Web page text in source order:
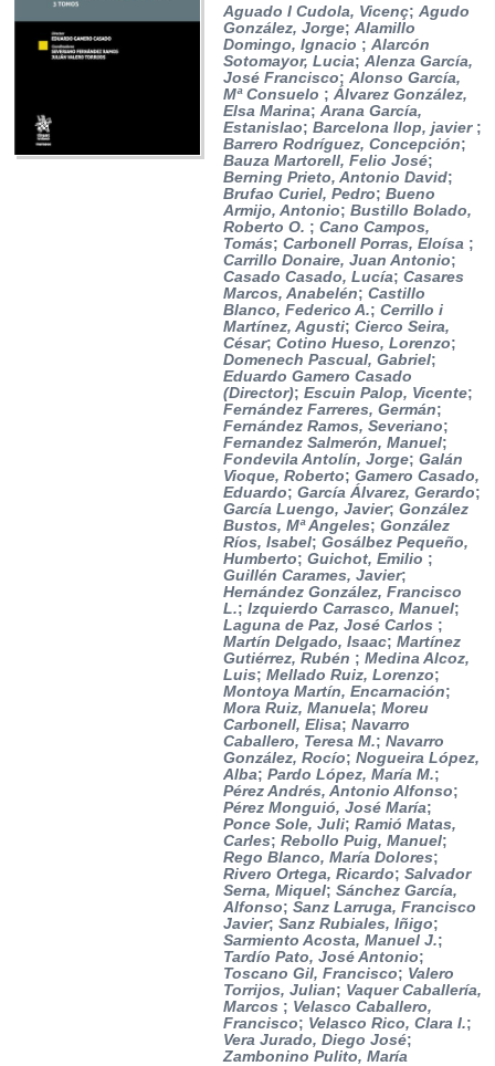
Aguado I Cudola, Vicenç; Agudo
González, Jorge; Alamillo
Domingo, Ignacio ; Alarcón
Sotomayor, Lucia; Alenza García,
José Francisco; Alonso García,
Mª Consuelo ; Álvarez González,
Elsa Marina; Arana García,
Estanislao; Barcelona llop, javier ;
Barrero Rodríguez, Concepción;
Bauza Martorell, Felio José;
Berning Prieto, Antonio David;
Brufao Curiel, Pedro; Bueno
Armijo, Antonio; Bustillo Bolado,
Roberto O. ; Cano Campos,
Tomás; Carbonell Porras, Eloísa ;
Carrillo Donaire, Juan Antonio;
Casado Casado, Lucía; Casares
Marcos, Anabelén; Castillo
Blanco, Federico A.; Cerrillo i
Martínez, Agusti; Cierco Seira,
César; Cotino Hueso, Lorenzo;
Domenech Pascual, Gabriel;
Eduardo Gamero Casado
(Director); Escuin Palop, Vicente;
Fernández Farreres, Germán;
Fernández Ramos, Severiano;
Fernandez Salmerón, Manuel;
Fondevila Antolín, Jorge; Galán
Vioque, Roberto; Gamero Casado,
Eduardo; García Álvarez, Gerardo;
García Luengo, Javier; González
Bustos, Mª Angeles; González
Ríos, Isabel; Gosálbez Pequeño,
Humberto; Guichot, Emilio ;
Guillén Carames, Javier;
Hernández González, Francisco
L.; Izquierdo Carrasco, Manuel;
Laguna de Paz, José Carlos ;
Martín Delgado, Isaac; Martínez
Gutiérrez, Rubén ; Medina Alcoz,
Luis; Mellado Ruiz, Lorenzo;
Montoya Martín, Encarnación;
Mora Ruiz, Manuela; Moreu
Carbonell, Elisa; Navarro
Caballero, Teresa M.; Navarro
González, Rocío; Nogueira López,
Alba; Pardo López, María M.;
Pérez Andrés, Antonio Alfonso;
Pérez Monguió, José María;
Ponce Sole, Juli; Ramió Matas,
Carles; Rebollo Puig, Manuel;
Rego Blanco, María Dolores;
Rivero Ortega, Ricardo; Salvador
Serna, Miquel; Sánchez García,
Alfonso; Sanz Larruga, Francisco
Javier; Sanz Rubiales, Iñigo;
Sarmiento Acosta, Manuel J.;
Tardío Pato, José Antonio;
Toscano Gil, Francisco; Valero
Torrijos, Julian; Vaquer Caballería,
Marcos ; Velasco Caballero,
Francisco; Velasco Rico, Clara I.;
Vera Jurado, Diego José;
Zambonino Pulito, María